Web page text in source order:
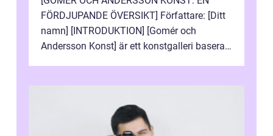
FÖRDJUPANDE ÖVERSIKT] Författare: [Ditt
namn] [INTRODUKTION] [Gomér och
Andersson Konst] är ett konstgalleri baserat